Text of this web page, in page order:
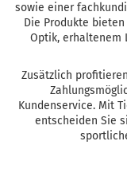
sowie einer
Die Produkte
Optik, erhaltenem
Zusätzlich
Kundenservice. Mit
entscheiden Sie